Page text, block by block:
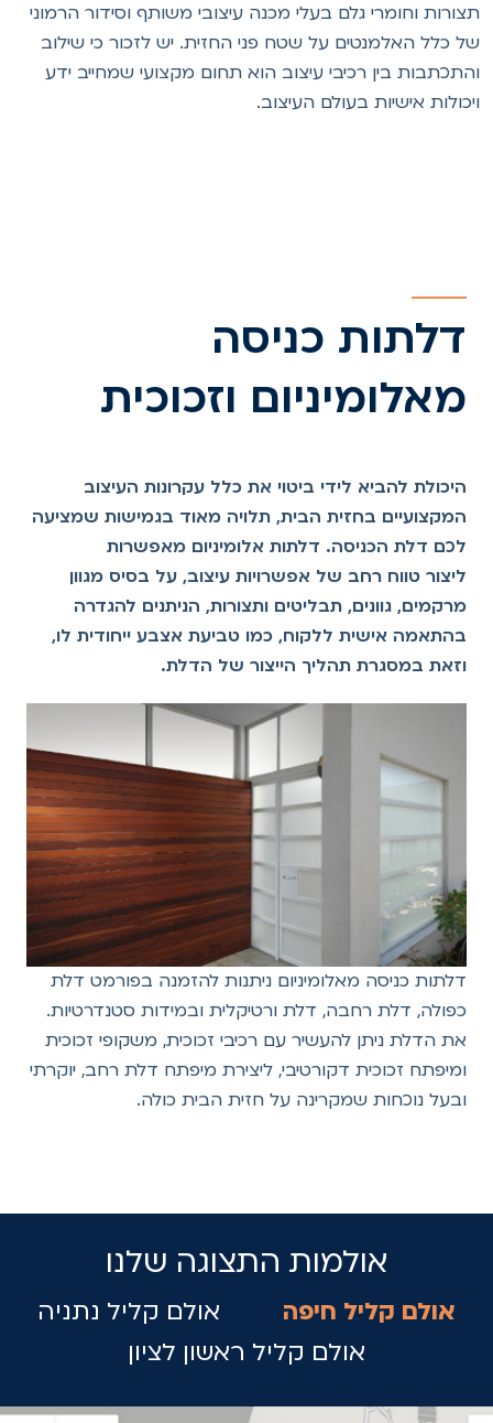
וחומרי גלם בעלי מכנה עיצובי משותף וסידור הרמוני
כלל האלמנטים על שטח פני החזית. יש לזכור כי שילוב
בין רכיבי עיצוב הוא תחום מקצועי שמחייב ידע
אישיות בעולם העיצוב.
דלתות כניסה
מאלומיניום וזכוכית
היכולת להביא לידי ביטוי את כלל עקרונות העיצוב
המקצועיים בחזית הבית, תלויה מאוד בגמישות שמציעה
לכם דלת הכניסה. דלתות אלומיניום מאפשרות
ליצור טווח רחב של אפשרויות עיצוב, על בסיס מגוון
מרקמים, גוונים, תבליטים ותצורות, הניתנים להגדרה
בהתאמה אישית ללקוח, כמו טביעת אצבע ייחודית לו,
וזאת במסגרת תהליך הייצור של הדלת.
דלתות כניסה מאלומיניום ניתנות להזמנה בפורמט דלת
כפולה, דלת רחבה, דלת ורטיקלית ובמידות סטנדרטיות.
את הדלת ניתן להעשיר עם רכיבי זכוכית, משקופי זכוכית
ומיפתח זכוכית דקורטיבי, ליצירת מיפתח דלת רחב, יוקרתי
ובעל נוכחות שמקרינה על חזית הבית כולה.
אולמות התצוגה שלנו
אולם קליל חיפה
אולם קליל נתניה
אולם קליל ראשון לציון